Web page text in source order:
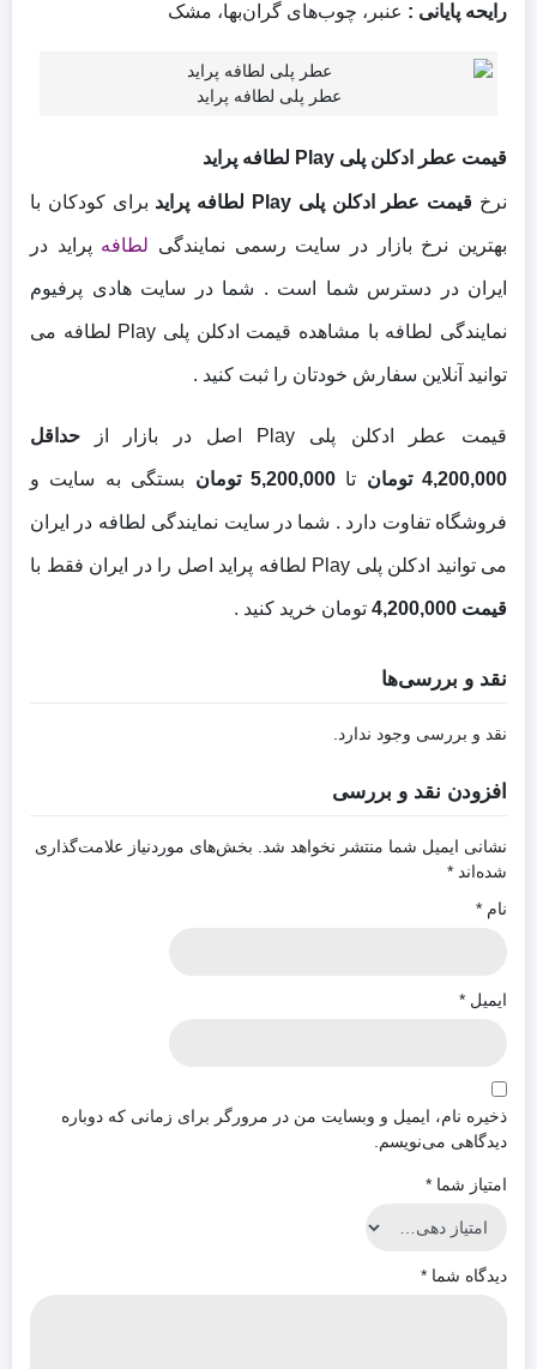
رایحه پایانی : عنبر، چوب‌های گران‌بها، مشک
عطر پلی لطافه پراید
قیمت عطر ادکلن پلی Play لطافه پراید
نرخ قیمت عطر ادکلن پلی Play لطافه پراید برای کودکان با
بهترین نرخ بازار در سایت رسمی نمایندگی لطافه پراید در
ایران در دسترس شما است . شما در سایت هادی پرفیوم
نمایندگی لطافه با مشاهده قیمت ادکلن پلی Play لطافه می
توانید آنلاین سفارش خودتان را ثبت کنید .
قیمت عطر ادکلن پلی Play اصل در بازار از حداقل
4,200,000 تومان تا5,200,000 تومان بستگی به سایت و
فروشگاه تفاوت دارد . شما در سایت نمایندگی لطافه در ایران
می توانید ادکلن پلی Play لطافه پراید اصل را در ایران فقط با
قیمت 4,200,000 تومان خرید کنید .
نقد و بررسی‌ها
نقد و بررسی وجود ندارد.
افزودن نقد و بررسی
نشانی ایمیل شما منتشر نخواهد شد.
بخش‌های موردنیاز علامت‌گذاری
شده‌اند *
نام *
ایمیل *
ذخیره نام، ایمیل و وبسایت من در مرورگر برای زمانی که دوباره
دیدگاهی می‌نویسم.
امتیاز شما *
دیدگاه شما *